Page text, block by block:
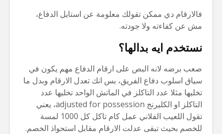
فالارقام دي ممكن تقولك معلومة عن استايل الدفاع،
مش عن كفاءته ولا جودته.
نستخدم ايه بدالها؟
صعب برضه لانه البص على ارقام الدفاع مهم يكون في
سياق اسلوب دفاع الفريق، بس انك تعدل الارقام وبدل ما
تخليها مثلا عدد التاكلز في الماتش الواحد تخليها عدد
التاكلز او الكليرنج adjusted for possession، يعني
تقول اللعيب الفلاني عمل كام تاكل كل 1000 لمسة
للخصم بحيث تبقى عدلت الارقام مقابل استحواذ الخصم.